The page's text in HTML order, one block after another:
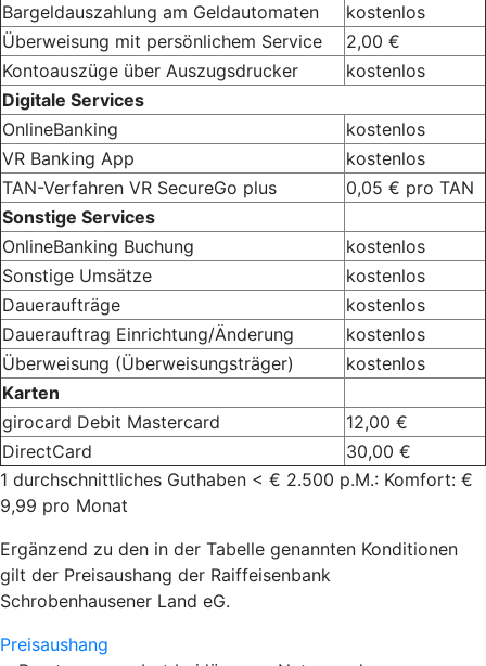
Bargeldauszahlung am Geldautomaten
kostenlos
Überweisung mit persönlichem Service
2,00 €
Kontoauszüge über Auszugsdrucker
kostenlos
Digitale Services
OnlineBanking
kostenlos
VR Banking App
kostenlos
TAN-Verfahren VR SecureGo plus
0,05 € pro TAN
Sonstige Services
OnlineBanking Buchung
kostenlos
Sonstige Umsätze
kostenlos
Daueraufträge
kostenlos
Dauerauftrag Einrichtung/Änderung
kostenlos
Überweisung (Überweisungsträger)
kostenlos
Karten
girocard Debit Mastercard
12,00 €
DirectCard
30,00 €
1 durchschnittliches Guthaben < € 2.500 p.M.: Komfort: €
9,99 pro Monat
Ergänzend zu den in der Tabelle genannten Konditionen
gilt der Preisaushang der Raiffeisenbank
Schrobenhausener Land eG.
Preisaushang